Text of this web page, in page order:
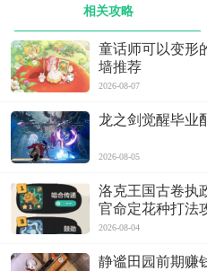
相关攻略
童话师可以变形
墙推荐
2026-08-07
龙之剑觉醒毕业
2026-08-05
洛克王国古卷执
官命定花种打法
2026-08-04
静谧田园前期赚